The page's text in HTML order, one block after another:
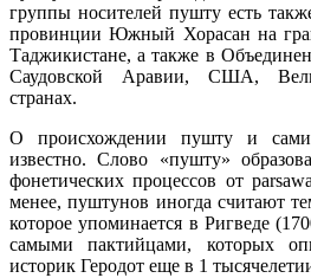
группы носителей пушту есть
провинции Южный Хорасан на
Таджикистане, а также в
Саудовской Аравии, США,
странах.
О происхождении пушту и
известно. Слово «пушту»
фонетических процессов от
менее, пуштунов иногда считают
которое упоминается в Ригведе
самыми пактийцами, которых
историк Геродот еще в 1